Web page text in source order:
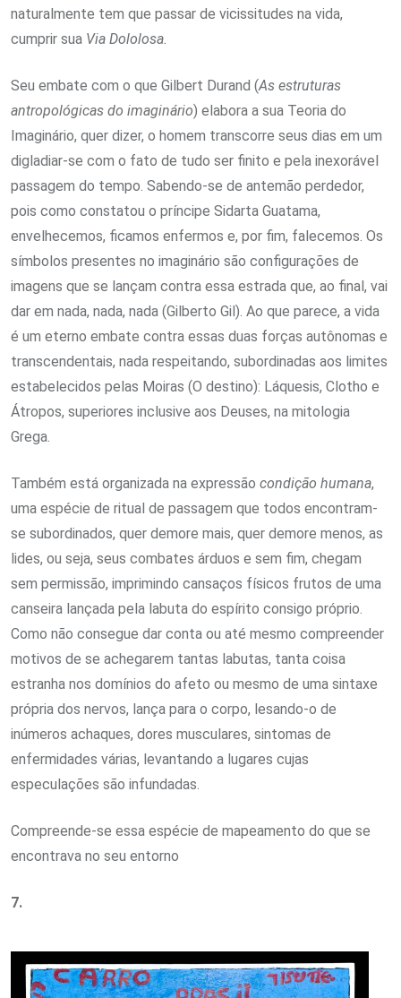
naturalmente tem que passar de vicissitudes na vida,
cumprir sua Via Dololosa.
Seu embate com o que Gilbert Durand (As estruturas
antropológicas do imaginário) elabora a sua Teoria do
Imaginário, quer dizer, o homem transcorre seus dias em um
digladiar-se com o fato de tudo ser finito e pela inexorável
passagem do tempo. Sabendo-se de antemão perdedor,
pois como constatou o príncipe Sidarta Guatama,
envelhecemos, ficamos enfermos e, por fim, falecemos. Os
símbolos presentes no imaginário são configurações de
imagens que se lançam contra essa estrada que, ao final, vai
dar em nada, nada, nada (Gilberto Gil). Ao que parece, a vida
é um eterno embate contra essas duas forças autônomas e
transcendentais, nada respeitando, subordinadas aos limites
estabelecidos pelas Moiras (O destino): Láquesis, Clotho e
Átropos, superiores inclusive aos Deuses, na mitologia
Grega.
Também está organizada na expressão condição humana,
uma espécie de ritual de passagem que todos encontram-
se subordinados, quer demore mais, quer demore menos, as
lides, ou seja, seus combates árduos e sem fim, chegam
sem permissão, imprimindo cansaços físicos frutos de uma
canseira lançada pela labuta do espírito consigo próprio.
Como não consegue dar conta ou até mesmo compreender
motivos de se achegarem tantas labutas, tanta coisa
estranha nos domínios do afeto ou mesmo de uma sintaxe
própria dos nervos, lança para o corpo, lesando-o de
inúmeros achaques, dores musculares, sintomas de
enfermidades várias, levantando a lugares cujas
especulações são infundadas.
Compreende-se essa espécie de mapeamento do que se
encontrava no seu entorno
7.